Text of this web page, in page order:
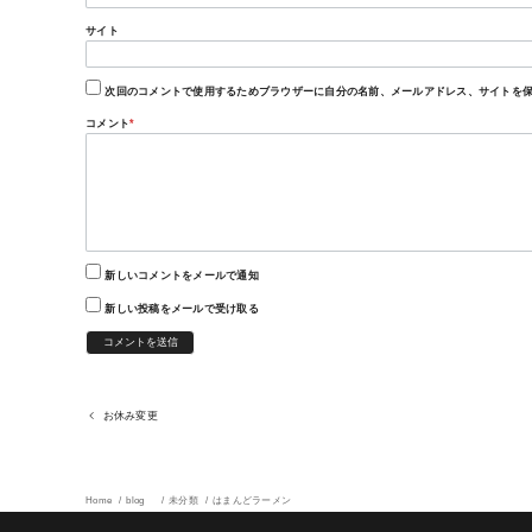
サイト
次回のコメントで使用するためブラウザーに自分の名前、メールアドレス、サイトを保
コメント*
新しいコメントをメールで通知
新しい投稿をメールで受け取る
お休み変更
Home blog 未分類 はまんどラーメン